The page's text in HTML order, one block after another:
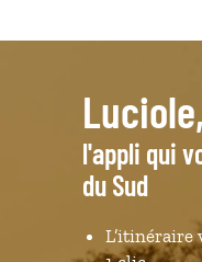
Luciole,
l'appli qui
du Sud